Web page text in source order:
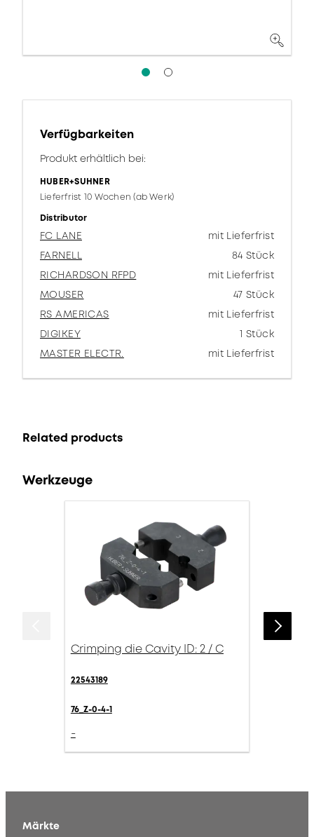
Verfügbarkeiten
Produkt erhältlich bei:
HUBER+SUHNER
Lieferfrist 10 Wochen (ab Werk)
Distributor
FC LANE
mit Lieferfrist
FARNELL
84 Stück
RICHARDSON RFPD
mit Lieferfrist
MOUSER
47 Stück
RS AMERICAS
mit Lieferfrist
DIGIKEY
1 Stück
MASTER ELECTR.
mit Lieferfrist
Related products
Werkzeuge
Crimping die Cavity ID: 2 / C
22543189
76_Z-0-4-1
-
Märkte